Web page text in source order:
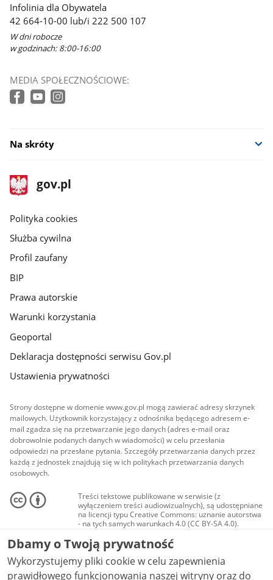
Infolinia dla Obywatela
42 664-10-00 lub/i 222 500 107
W dni robocze
w godzinach: 8:00-16:00
MEDIA SPOŁECZNOŚCIOWE:
Na skróty
stopka
gov.pl
Strona
gov.pl
gov.pl
Polityka cookies
Służba cywilna
Profil zaufany
BIP
Prawa autorskie
Warunki korzystania
Geoportal
Deklaracja dostępności serwisu Gov.pl
Ustawienia prywatności
Strony dostępne w domenie www.gov.pl mogą zawierać adresy skrzynek
mailowych. Użytkownik korzystający z odnośnika będącego adresem e-
mail zgadza się na przetwarzanie jego danych (adres e-mail oraz
dobrowolnie podanych danych w wiadomości) w celu przesłania
odpowiedzi na przesłane pytania. Szczegóły przetwarzania danych przez
każdą z jednostek znajdują się w ich politykach przetwarzania danych
osobowych.
Treści tekstowe publikowane w serwisie (z
wyłączeniem treści audiowizualnych), są udostępniane
na licencji typu Creative Commons: uznanie autorstwa
- na tych samych warunkach 4.0 (CC BY-SA 4.0).
Materiały audiowizualne, w tym zdjęcia, materiały
audio i wideo, są udostępniane na licencji typu
Creative Commons: uznanie autorstwa użycie
niekomercyjne - bez utworów zależnych 4.0 (CC BY-
NC-ND 4.0), o ile nie jest to stwierdzone inaczej.
Dbamy o Twoją prywatność
Wykorzystujemy pliki cookie w celu zapewnienia
prawidłowego funkcjonowania naszej witryny oraz do